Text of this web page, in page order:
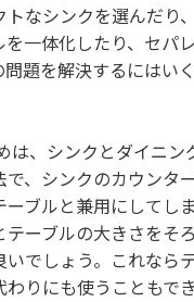
トなシンクを選んだり
を一体化したり、セパ
問題を解決するにはい
は、シンクとダイニン
で、シンクのカウンタ
ーブルと兼用にしてし
テーブルの大きさをそ
いでしょう。これなら
りにも使うこともでき